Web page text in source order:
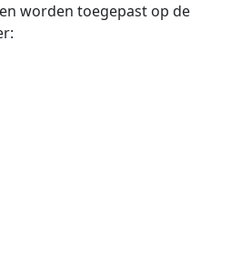
worden toegepast op de